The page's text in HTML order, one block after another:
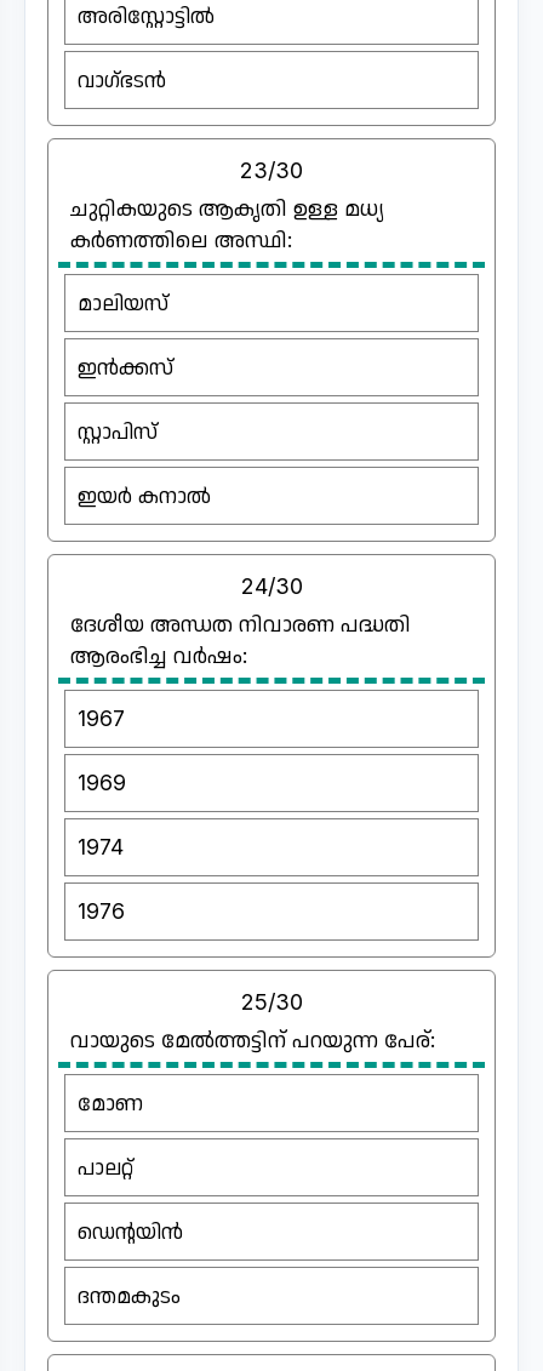
അരിസ്റ്റോട്ടിൽ
വാഗ്ഭടൻ
23/30
ചുറ്റികയുടെ ആകൃതി ഉള്ള മധ്യ
കർണത്തിലെ അസ്ഥി:
മാലിയസ്
ഇൻക്കസ്
സ്റ്റാപിസ്
ഇയർ കനാൽ
24/30
ദേശീയ അന്ധത നിവാരണ പദ്ധതി
ആരംഭിച്ച വർഷം:
1967
1969
1974
1976
25/30
വായുടെ മേൽത്തട്ടിന് പറയുന്ന പേര്:
മോണ
പാലറ്റ്
ഡെന്റയിൻ
ദന്തമകുടം